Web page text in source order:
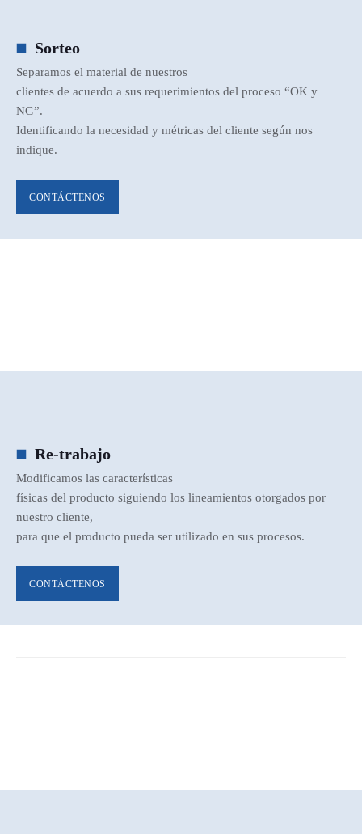
Sorteo
Separamos el material de nuestros
clientes de acuerdo a sus requerimientos del proceso “OK y
NG”.
Identificando la necesidad y métricas del cliente según nos
indique.
CONTÁCTENOS
Re-trabajo
Modificamos las características
físicas del producto siguiendo los lineamientos otorgados por
nuestro cliente,
para que el producto pueda ser utilizado en sus procesos.
CONTÁCTENOS